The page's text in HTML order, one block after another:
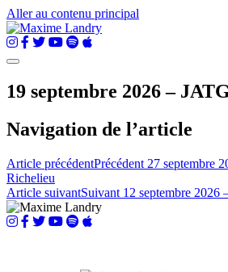
Aller au contenu principal
19 septembre 2026 –
Navigation de l’article
Article précédentPrécédent 27 septembre
Richelieu
Article suivantSuivant 12 septembre 2026